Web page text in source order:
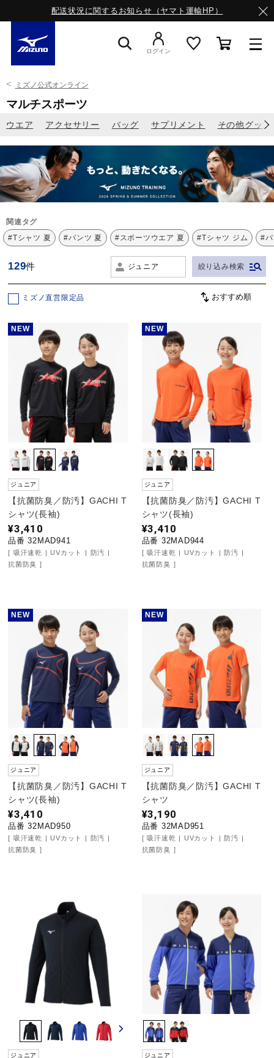
配送状況に関するお知らせ（ヤマト運輸HP）
スニーカー
ライフスタイルウエア
ランニング
ゴルフ
スイム
バレーボール
テニス／ソフトテニス
卓球
ソフトボール
柔道
ウィンタースポーツ
ワーキング
ウォーキングシューズ
インナー
寝具／ミズノスリープ
アウトドア／レイン
ログイン
ミズノ公式オンライン
マルチスポーツ
ウエア アクセサリー バッグ サプリメント その他グッズ
関連タグ
#Tシャツ 夏
#パンツ 夏 #スポーツウエア 夏 #Tシャツ ジム #
129件 ジュニア 絞り込み検索
ミズノ直営限定品
NEW
ジュニア
【抗菌防臭／防汚】GACHI T
シャツ(長袖)
¥3,410
品番 32MAD941
吸汗速乾 UVカット
防汚
抗菌防臭
NEW
ジュニア
【抗菌防臭／防汚】GACHI T
シャツ(長袖)
¥3,410
品番 32MAD944
吸汗速乾 UVカット
防汚
抗菌防臭
NEW
ジュニア
【抗菌防臭／防汚】GACHI T
シャツ(長袖)
¥3,410
品番 32MAD950
吸汗速乾 UVカット
防汚
抗菌防臭
NEW
ジュニア
【抗菌防臭／防汚】GACHI T
シャツ
¥3,190
品番 32MAD951
吸汗速乾 UVカット
防汚
抗菌防臭
ジュニア ジュニア